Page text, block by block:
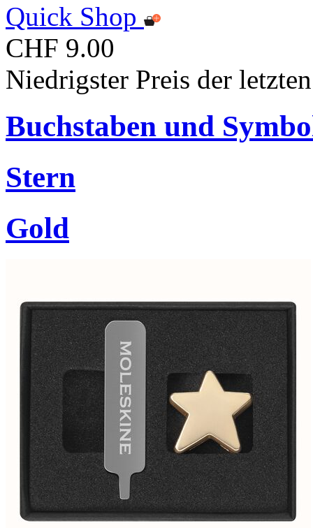
Quick Shop
CHF 9.00
Niedrigster Preis der
Buchstaben und
Stern
Gold